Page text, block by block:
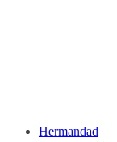
Hermandad